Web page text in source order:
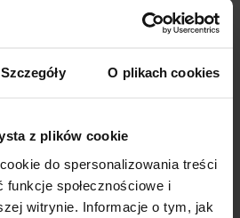
Szczegóły O plikach cookies
z plików cookie
do spersonalizowania treści
funkcje społecznościowe i
witrynie. Informacje o tym, jak
SZCZELINĄ, Z OTWOREM,
ULEPSZENIU CIEP.
B1=14,5 D=14 D1=12 A=25